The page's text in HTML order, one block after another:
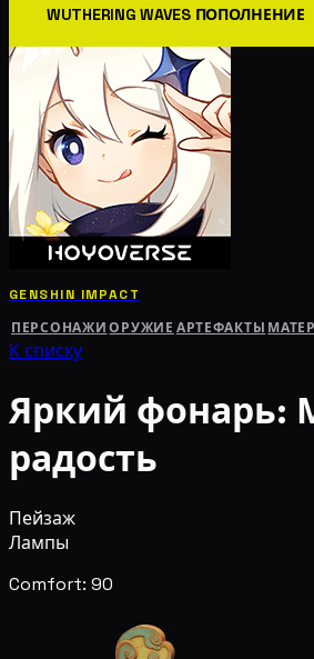
WUTHERING WAVES ПОПОЛНЕНИЕ
GENSHIN IMPACT
ПЕРСОНАЖИ ОРУЖИЕ АРТЕФАКТЫ
К списку
Яркий фонарь:
радость
Пейзаж
Лампы
Comfort: 90